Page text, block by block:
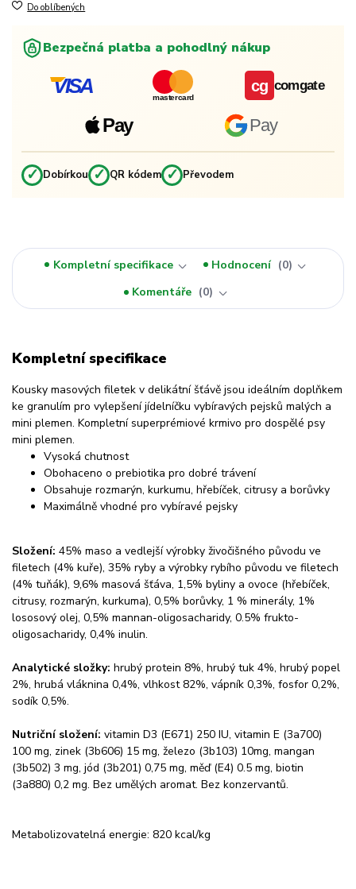
Do oblíbených
Bezpečná platba a pohodlný nákup
VISA mastercard
Pay Pay
cg comgate
✓ Dobírkou ✓ QR kódem ✓ Převodem
Kompletní specifikace Hodnocení
0
Komentáře
0
Kompletní specifikace
Kousky masových filetek v delikátní šťávě jsou ideálním doplňkem
ke granulím pro vylepšení jídelníčku vybíravých pejsků malých a
mini plemen. Kompletní superprémiové krmivo pro dospělé psy
mini plemen.
Vysoká chutnost
Obohaceno o prebiotika pro dobré trávení
Obsahuje rozmarýn, kurkumu, hřebíček, citrusy a borůvky
Maximálně vhodné pro vybíravé pejsky
Složení: 45% maso a vedlejší výrobky živočišného původu ve
filetech (4% kuře), 35% ryby a výrobky rybího původu ve filetech
(4% tuňák), 9,6% masová šťáva, 1,5% byliny a ovoce (hřebíček,
citrusy, rozmarýn, kurkuma), 0,5% borůvky, 1 % minerály, 1%
lososový olej, 0,5% mannan-oligosacharidy, 0.5% frukto-
oligosacharidy, 0,4% inulin.
Analytické složky: hrubý protein 8%, hrubý tuk 4%, hrubý popel
2%, hrubá vláknina 0,4%, vlhkost 82%, vápník 0,3%, fosfor 0,2%,
sodík 0,5%.
Nutriční složení: vitamin D3 (E671) 250 IU, vitamin E (3a700)
100 mg, zinek (3b606) 15 mg, železo (3b103) 10mg, mangan
(3b502) 3 mg, jód (3b201) 0,75 mg, měď (E4) 0.5 mg, biotin
(3a880) 0,2 mg. Bez umělých aromat. Bez konzervantů.
Metabolizovatelná energie: 820 kcal/kg